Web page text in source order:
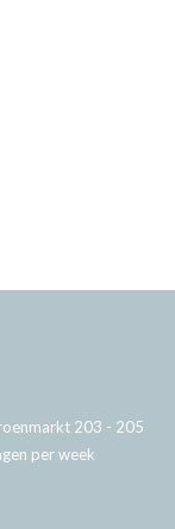
203 - 205
per week